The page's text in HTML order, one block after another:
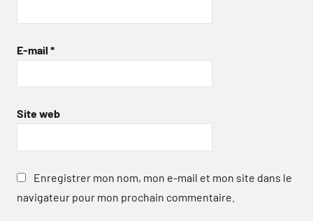
E-mail *
Site web
Enregistrer mon nom, mon e-mail et mon site dans le
navigateur pour mon prochain commentaire.